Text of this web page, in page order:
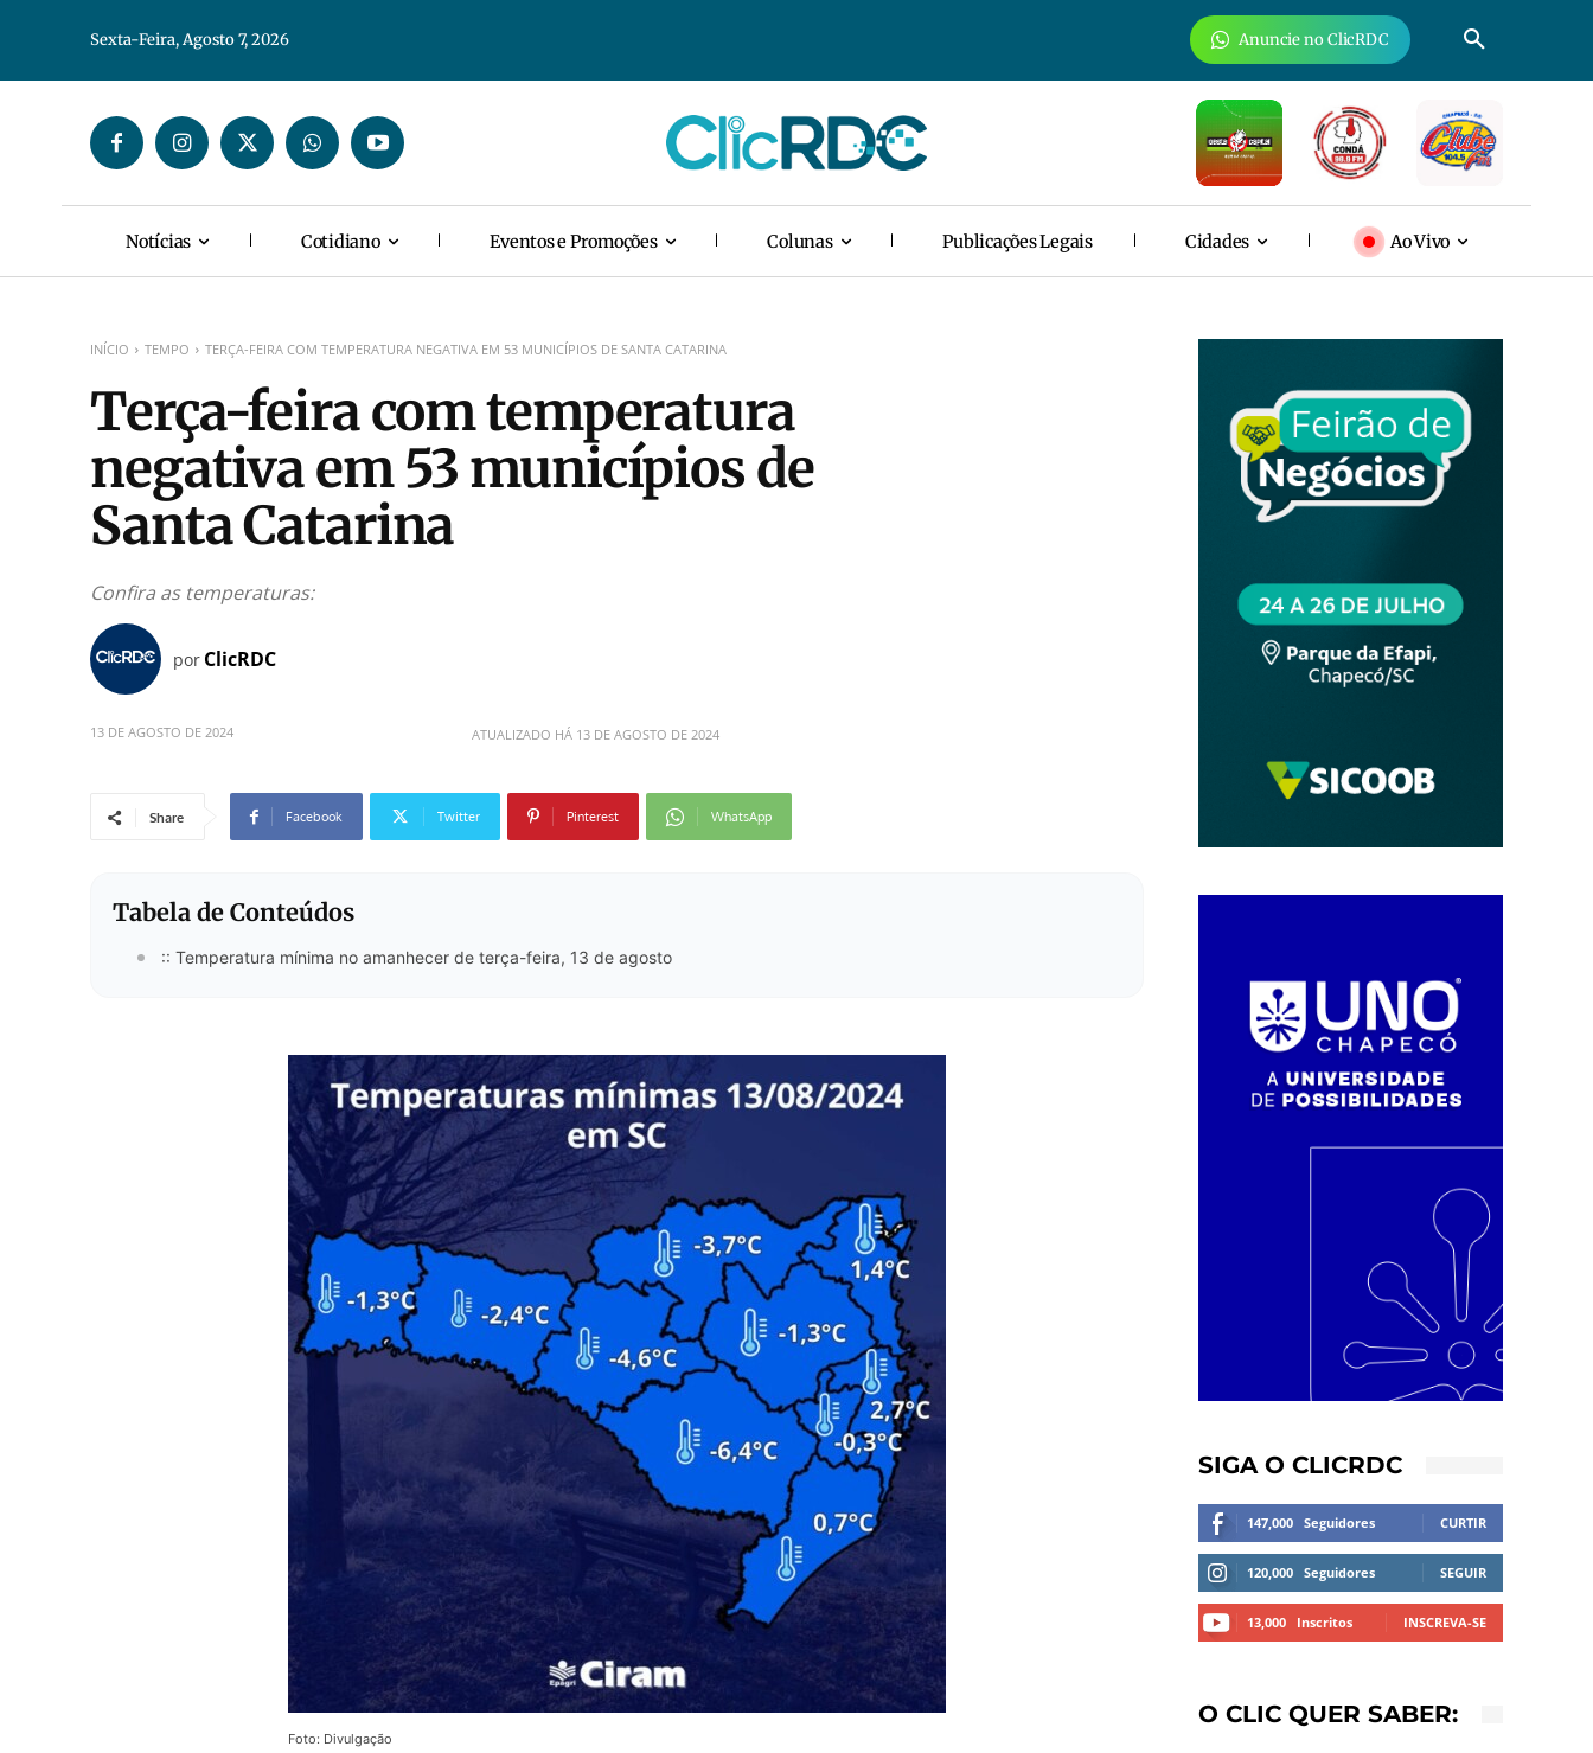
Sexta-Feira, Agosto 7, 2026 Anuncie no ClicRDC
Notícias Cotidiano Eventos e Promoções Colunas Publicações Legais Cidades Ao Vivo
INÍCIO TEMPO TERÇA-FEIRA COM TEMPERATURA NEGATIVA EM 53 MUNICÍPIOS DE SANTA CATARINA
Terça-feira com temperatura
negativa em 53 municípios de
Santa Catarina
Confira as temperaturas:
por ClicRDC
13 DE AGOSTO DE 2024 ATUALIZADO HÁ 13 DE AGOSTO DE 2024
Share Facebook Twitter Pinterest WhatsApp
Tabela de Conteúdos
:: Temperatura mínima no amanhecer de terça-feira, 13 de agosto
Foto: Divulgação
SIGA O CLICRDC
147,000 Seguidores CURTIR
120,000 Seguidores SEGUIR
13,000 Inscritos INSCREVA-SE
O CLIC QUER SABER: